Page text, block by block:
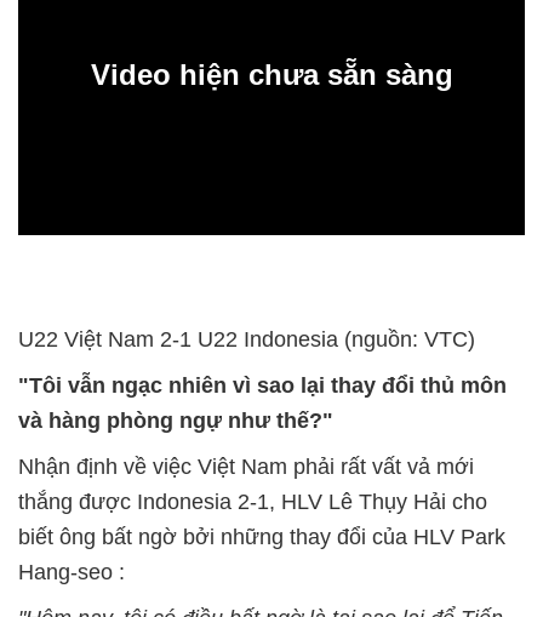
Video hiện chưa sẵn sàng
U22 Việt Nam 2-1 U22 Indonesia (nguồn: VTC)
"Tôi vẫn ngạc nhiên vì sao lại thay đổi thủ môn
và hàng phòng ngự như thế?"
Nhận định về việc Việt Nam phải rất vất vả mới
thắng được Indonesia 2-1, HLV Lê Thụy Hải cho
biết ông bất ngờ bởi những thay đổi của HLV Park
Hang-seo :